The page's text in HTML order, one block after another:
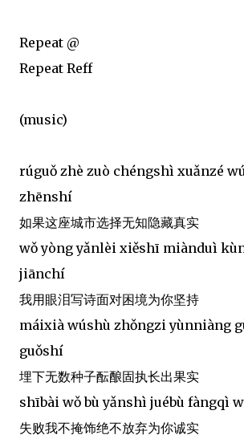
Repeat @
Repeat Reff
(music)
rúguǒ zhè zuò chéngshì xuǎnzé
zhēnshí
如果这座城市选择无知隐藏真实
wǒ yòng yǎnlèi xiěshī miànduì
jiānchí
我用眼泪写诗面对困境为你坚持
máixià wúshù zhǒngzi yùnniàng
guǒshí
埋下无数种子酝酿固执长出果实
shībài wǒ bù yǎnshì juébù fàngqì
失败我不掩饰绝不放弃为你诚实